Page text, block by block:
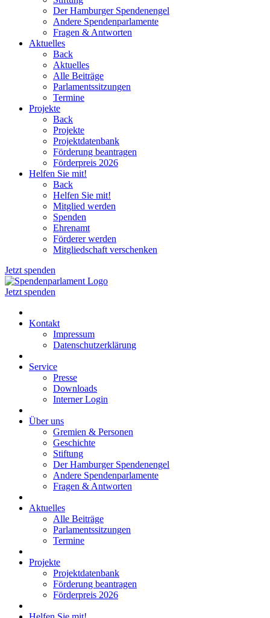
Der Hamburger Spendenengel
Andere Spendenparlamente
Fragen & Antworten
Aktuelles
Back
Aktuelles
Alle Beiträge
Parlamentssitzungen
Termine
Projekte
Back
Projekte
Projektdatenbank
Förderung beantragen
Förderpreis 2026
Helfen Sie mit!
Back
Helfen Sie mit!
Mitglied werden
Spenden
Ehrenamt
Förderer werden
Mitgliedschaft verschenken
Jetzt spenden
Jetzt spenden
Kontakt
Impressum
Datenschutzerklärung
Service
Presse
Downloads
Interner Login
Über uns
Gremien & Personen
Geschichte
Stiftung
Der Hamburger Spendenengel
Andere Spendenparlamente
Fragen & Antworten
Aktuelles
Alle Beiträge
Parlamentssitzungen
Termine
Projekte
Projektdatenbank
Förderung beantragen
Förderpreis 2026